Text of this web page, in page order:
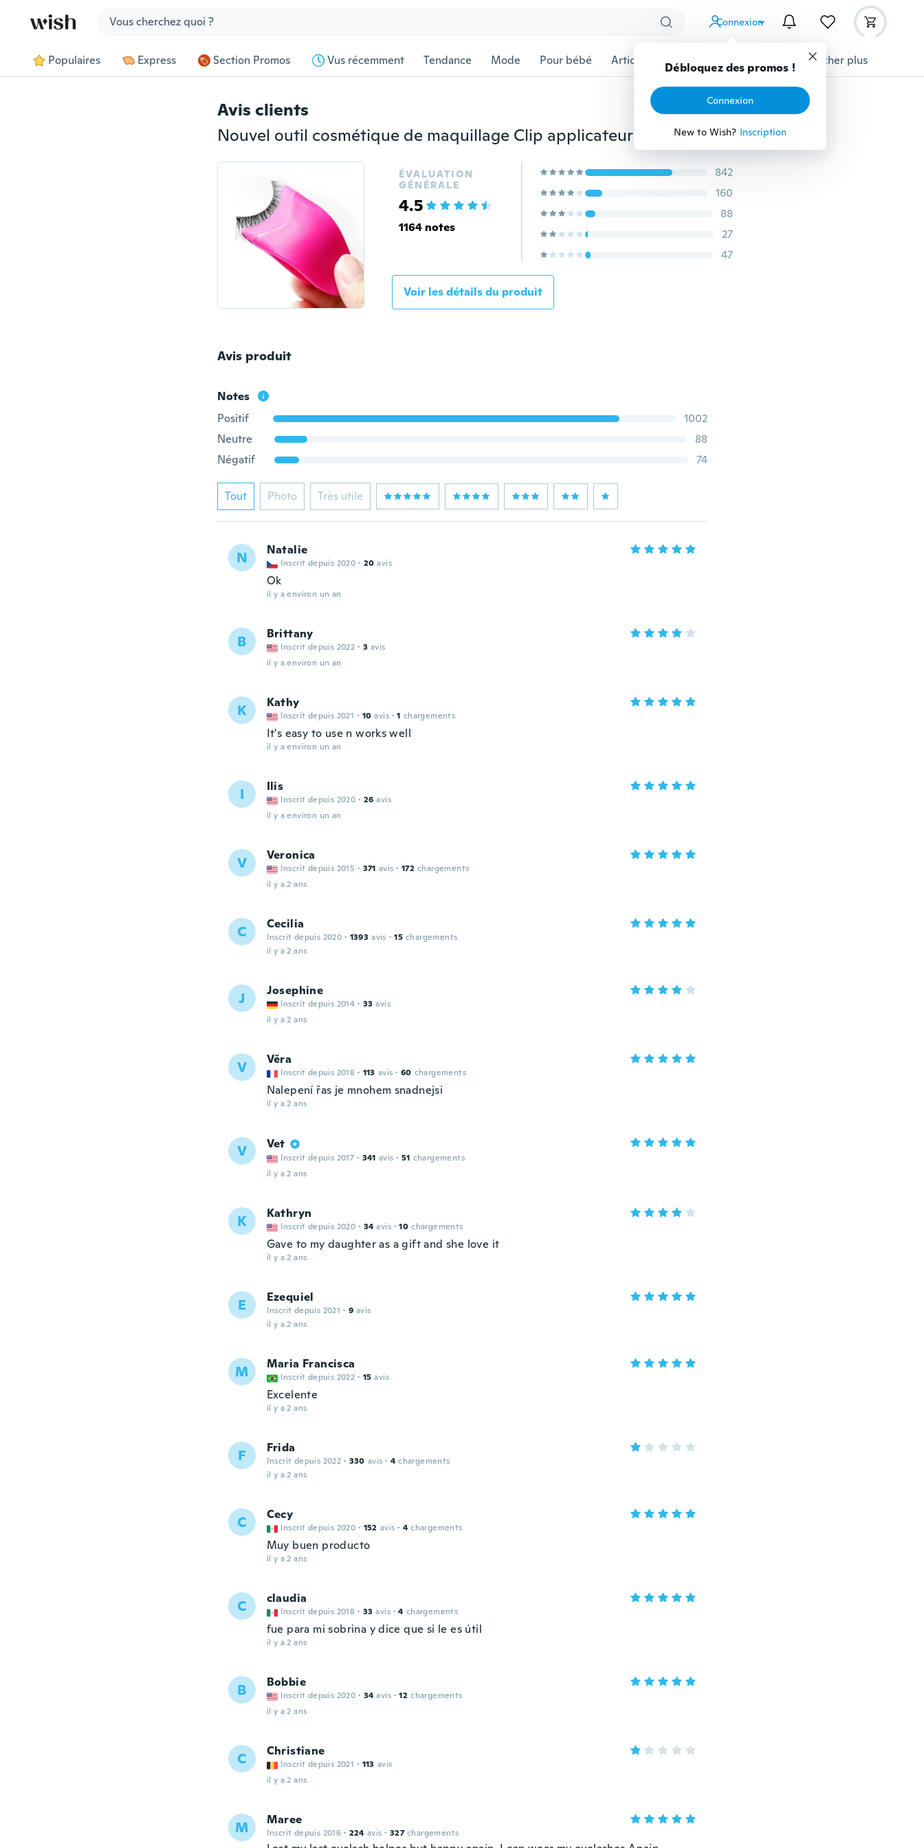
Connexion
Débloquez des promos !
Connexion
New to Wish? Inscription
Populaires Express Section Promos Vus récemment Tendance Mode Pour bébé Articles pour animaux domestiques Afficher plus
Avis clients
Nouvel outil cosmétique de maquillage Clip applicateur de faux cils sans faux cils
ÉVALUATION
GÉNÉRALE
4.5
1164 notes
842
160
88
27
47
Voir les détails du produit
Avis produit
Notes
Positif
1002
Neutre
88
Négatif
74
Tout Photo Très utile
N Natalie
Inscrit depuis 2020 · 20 avis
Ok
il y a environ un an
B Brittany
Inscrit depuis 2022 · 3 avis
il y a environ un an
K Kathy
Inscrit depuis 2021 · 10 avis · 1 chargements
It's easy to use n works well
il y a environ un an
I Ilis
Inscrit depuis 2020 · 26 avis
il y a environ un an
V Veronica
Inscrit depuis 2015 · 371 avis · 172 chargements
il y a 2 ans
C Cecilia
Inscrit depuis 2020 · 1393 avis · 15 chargements
il y a 2 ans
J Josephine
Inscrit depuis 2014 · 33 avis
il y a 2 ans
V Věra
Inscrit depuis 2018 · 113 avis · 60 chargements
Nalepení řas je mnohem snadnejsi
il y a 2 ans
V Vet
Inscrit depuis 2017 · 341 avis · 51 chargements
il y a 2 ans
K Kathryn
Inscrit depuis 2020 · 34 avis · 10 chargements
Gave to my daughter as a gift and she love it
il y a 2 ans
E Ezequiel
Inscrit depuis 2021 · 9 avis
il y a 2 ans
M Maria Francisca
Inscrit depuis 2022 · 15 avis
Excelente
il y a 2 ans
F Frida
Inscrit depuis 2022 · 330 avis · 4 chargements
il y a 2 ans
C Cecy
Inscrit depuis 2020 · 152 avis · 4 chargements
Muy buen producto
il y a 2 ans
C claudia
Inscrit depuis 2018 · 33 avis · 4 chargements
fue para mi sobrina y dice que si le es útil
il y a 2 ans
B Bobbie
Inscrit depuis 2020 · 34 avis · 12 chargements
il y a 2 ans
C Christiane
Inscrit depuis 2021 · 113 avis
il y a 2 ans
M Maree
Inscrit depuis 2016 · 224 avis · 327 chargements